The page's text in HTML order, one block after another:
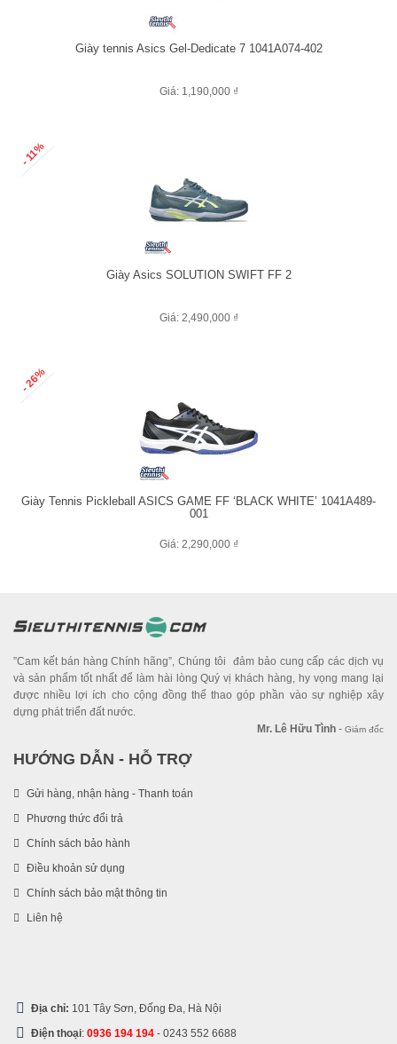
Giày tennis Asics Gel-Dedicate 7 1041A074-402
Giá: 1,190,000 ₫
- 11%
Giày Asics SOLUTION SWIFT FF 2
Giá: 2,490,000 ₫
- 26%
Giày Tennis Pickleball ASICS GAME FF ‘BLACK WHITE’ 1041A489-
001
Giá: 2,290,000 ₫
”Cam kết bán hàng Chính hãng”, Chúng tôi đảm bảo cung cấp các dịch vụ
và sản phẩm tốt nhất để làm hài lòng Quý vị khách hàng, hy vọng mang lại
được nhiều lợi ích cho cộng đồng thể thao góp phần vào sự nghiệp xây
dựng phát triển đất nước.
Mr. Lê Hữu Tình - Giám đốc
HƯỚNG DẪN - HỖ TRỢ
Gửi hàng, nhận hàng - Thanh toán
Phương thức đổi trả
Chính sách bảo hành
Điều khoản sử dụng
Chính sách bảo mật thông tin
Liên hệ
Địa chỉ: 101 Tây Sơn, Đống Đa, Hà Nội
Điện thoại: 0936 194 194 - 0243 552 6688